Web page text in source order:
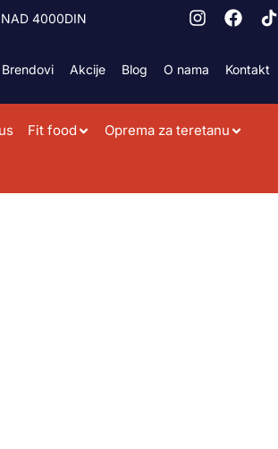
4000DIN
Brendovi Akcije Blog O nama Kontakt
Fit food Oprema za teretanu